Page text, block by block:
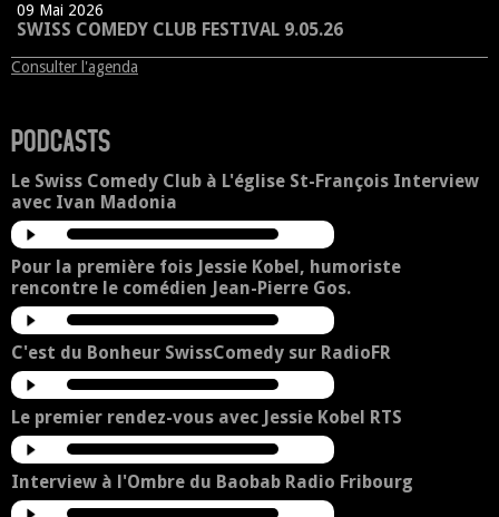
09 Mai 2026
SWISS COMEDY CLUB FESTIVAL 9.05.26
Consulter l'agenda
PODCASTS
Le Swiss Comedy Club à L'église St-François Interview
avec Ivan Madonia
Pour la première fois Jessie Kobel, humoriste
rencontre le comédien Jean-Pierre Gos.
C'est du Bonheur SwissComedy sur RadioFR
Le premier rendez-vous avec Jessie Kobel RTS
Interview à l'Ombre du Baobab Radio Fribourg